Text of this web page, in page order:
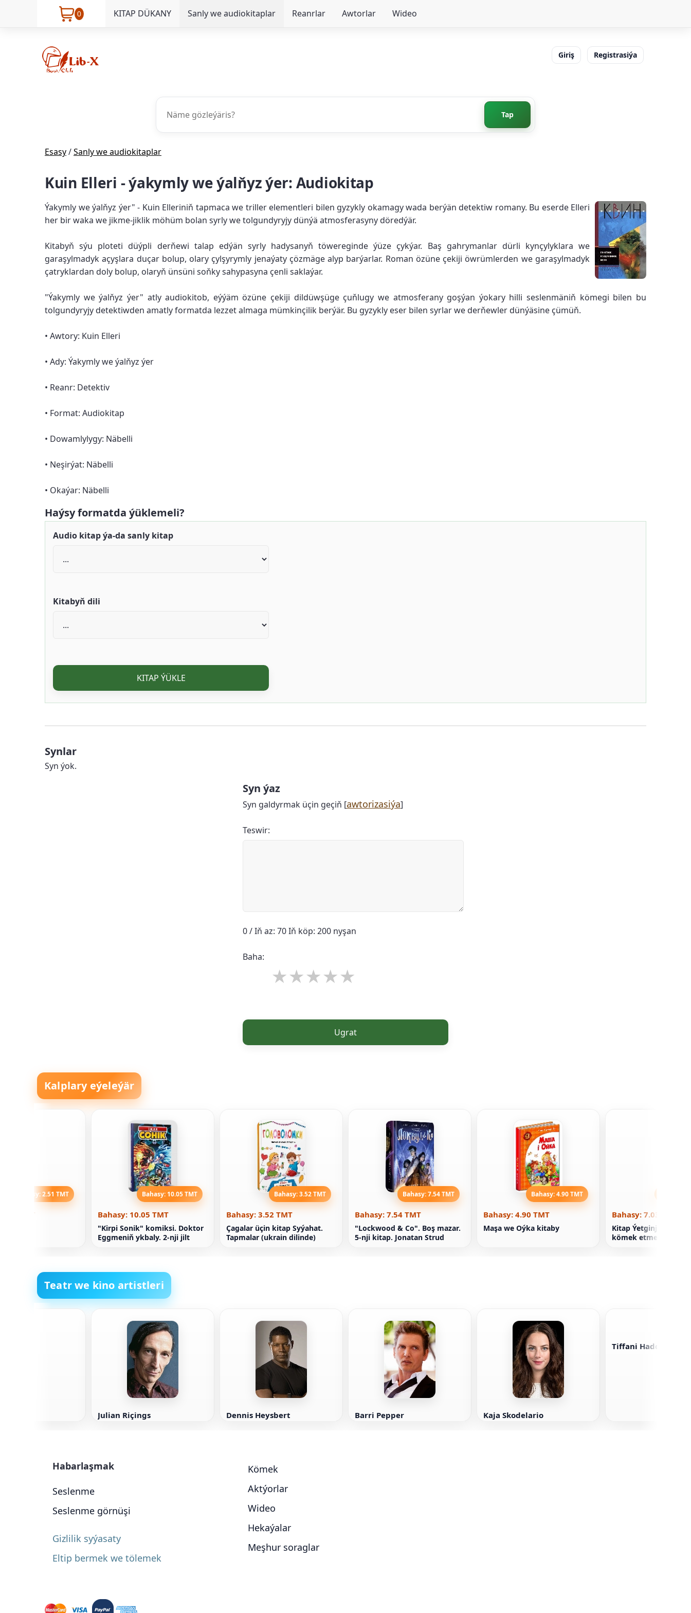
0 KITAP DÜKANY Sanly we audiokitaplar Reanrlar Awtorlar Wideo
Giriş Registrasiýa
Tap
Esasy/Sanly we audiokitaplar
Kuin Elleri - ýakymly we ýalňyz ýer: Audiokitap
Ýakymly we ýalňyz ýer" - Kuin Elleriniň tapmaca we triller elementleri bilen gyzykly okamagy wada berýän detektiw romany. Bu eserde Elleri
her bir waka we jikme-jiklik möhüm bolan syrly we tolgundyryjy dünýä atmosferasyny döredýär.
Kitabyň sýu ploteti düýpli derňewi talap edýän syrly hadysanyň töwereginde ýüze çykýar. Baş gahrymanlar dürli kynçylyklara we
garaşylmadyk açyşlara duçar bolup, olary çylşyrymly jenaýaty çözmäge alyp barýarlar. Roman özüne çekiji öwrümlerden we garaşylmadyk
çatryklardan doly bolup, olaryň ünsüni soňky sahypasyna çenli saklaýar.
"Ýakymly we ýalňyz ýer" atly audiokitob, eýýäm özüne çekiji dildüwşüge çuňlugy we atmosferany goşýan ýokary hilli seslenmäniň kömegi bilen bu
tolgundyryjy detektiwden amatly formatda lezzet almaga mümkinçilik berýär. Bu gyzykly eser bilen syrlar we derňewler dünýäsine çümüň.
• Awtory: Kuin Elleri
• Ady: Ýakymly we ýalňyz ýer
• Reanr: Detektiv
• Format: Audiokitap
• Dowamlylygy: Näbelli
• Neşirýat: Näbelli
• Okaýar: Näbelli
Haýsy formatda ýüklemeli?
Audio kitap ýa-da sanly kitap
Kitabyň dili
KITAP ÝÜKLE
Synlar
Syn ýok.
Syn ýaz
Syn galdyrmak üçin geçiň [awtorizasiýa]
Teswir:
0 / Iň az: 70 Iň köp: 200 nyşan
Baha:
Ugrat
Kalplary eýeleýär
Bahasy: 2.51 TMT Bahasy: 10.05 TMT
Bahasy: 10.05 TMT
"Kirpi Sonik" komiksi. Doktor
Eggmeniň ykbaly. 2-nji jilt
Bahasy: 3.52 TMT
Bahasy: 3.52 TMT
Çagalar üçin kitap Syýahat.
Tapmalar (ukrain dilinde)
Bahasy: 7.54 TMT
Bahasy: 7.54 TMT
"Lockwood & Co". Boş mazar.
5-nji kitap. Jonatan Strud
Bahasy: 4.90 TMT
Bahasy: 4.90 TMT
Maşa we Oýka kitaby
Bahasy: 7.03 TMT
Kitap Ýetginjek gyza
kömek etmeli
Teatr we kino artistleri
Julian Riçings Dennis Heysbert Barri Pepper Kaja Skodelario
Tiffani Haddiş
Habarlaşmak
Seslenme
Seslenme görnüşi
Gizlilik syýasaty
Eltip bermek we tölemek
Kömek
Aktýorlar
Wideo
Hekaýalar
Meşhur soraglar